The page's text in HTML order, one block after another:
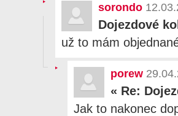
sorondo
Dojezdové
už to mám
porew
« Re:
Jak to nakonec